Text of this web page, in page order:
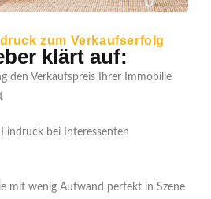
zum Verkaufserfolg
klärt auf:
den Verkaufspreis Ihrer Immobilie
bei Interessenten
mit wenig Aufwand perfekt in Szene